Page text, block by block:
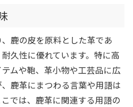
鹿の皮を原料とした革であ
久性に優れています。特に高
ムや鞄、革小物や工芸品に広
鹿革にまつわる言葉や用語は
では、鹿革に関連する用語の